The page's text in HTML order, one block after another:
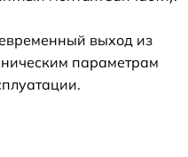
выход из
параметрам